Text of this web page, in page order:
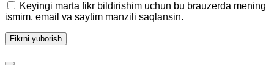
Keyingi marta fikr bildirishim uchun bu brauzerda mening
ismim, email va saytim manzili saqlansin.